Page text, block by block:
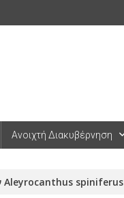
Ανοιχτή Διακυβέρνηση
Aleyrocanthus spiniferus